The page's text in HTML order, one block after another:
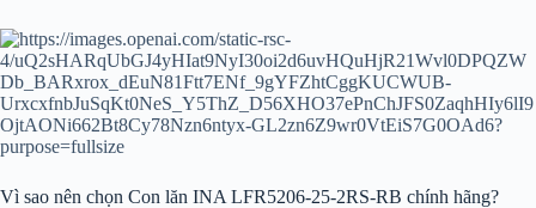
Vì sao nên chọn Con lăn INA LFR5206-25-2RS-RB chính hãng?